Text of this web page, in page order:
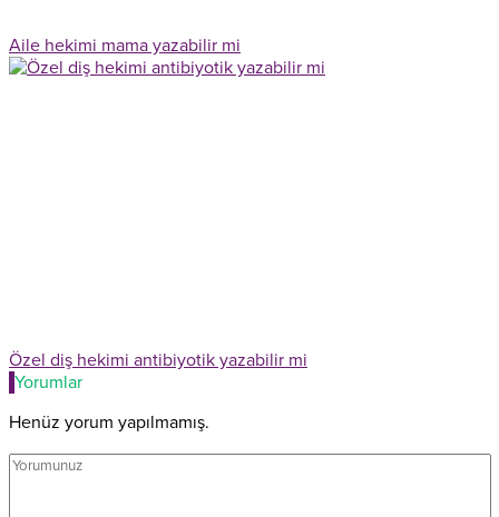
Aile hekimi mama yazabilir mi
Özel diş hekimi antibiyotik yazabilir mi
Yorumlar
Henüz yorum yapılmamış.